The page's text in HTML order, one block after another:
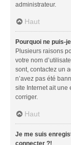
administrateur.
Haut
Pourquoi ne puis-
Plusieurs raisons
votre nom
sont, contactez un
n’avez pas été
site Internet ait une
corriger.
Haut
Je me suis
connecter ?!